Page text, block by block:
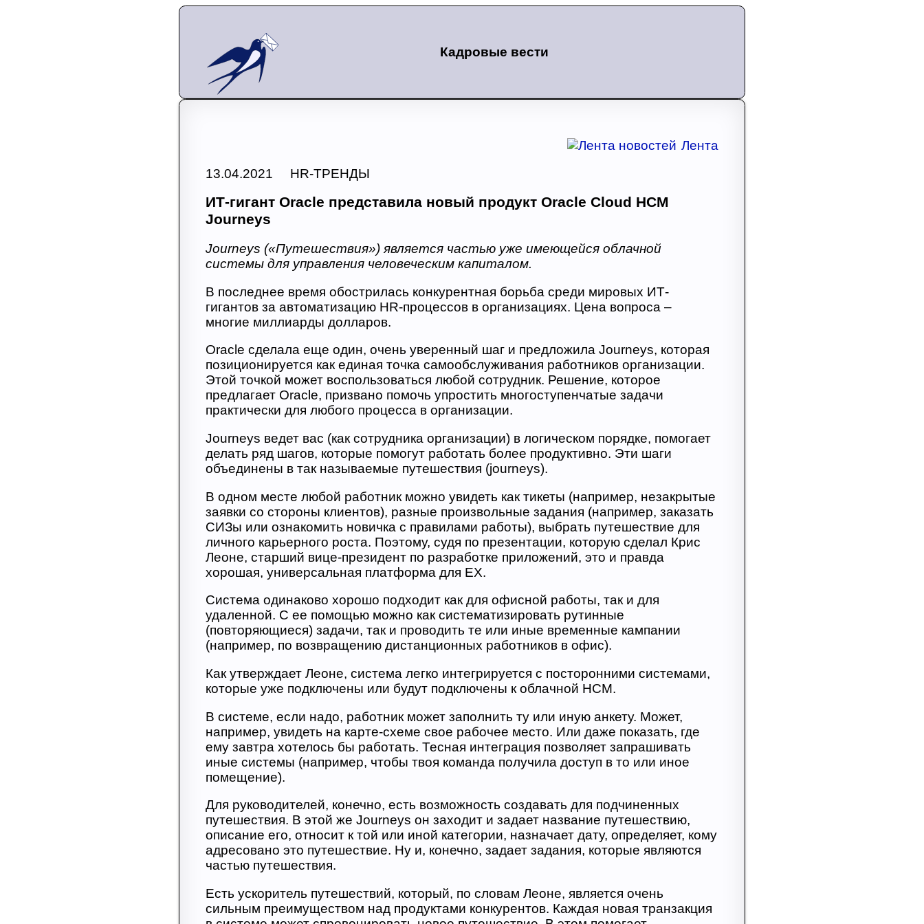
Кадровые вести
Лента
13.04.2021 HR-ТРЕНДЫ
ИТ-гигант Oracle представила новый продукт Oracle Cloud HCM
Journeys
Journeys («Путешествия») является частью уже имеющейся облачной
системы для управления человеческим капиталом.
В последнее время обострилась конкурентная борьба среди мировых ИТ-
гигантов за автоматизацию HR-процессов в организациях. Цена вопроса –
многие миллиарды долларов.
Oracle сделала еще один, очень уверенный шаг и предложила Journeys, которая
позиционируется как единая точка самообслуживания работников организации.
Этой точкой может воспользоваться любой сотрудник. Решение, которое
предлагает Oracle, призвано помочь упростить многоступенчатые задачи
практически для любого процесса в организации.
Journeys ведет вас (как сотрудника организации) в логическом порядке, помогает
делать ряд шагов, которые помогут работать более продуктивно. Эти шаги
объединены в так называемые путешествия (journeys).
В одном месте любой работник можно увидеть как тикеты (например, незакрытые
заявки со стороны клиентов), разные произвольные задания (например, заказать
СИЗы или ознакомить новичка с правилами работы), выбрать путешествие для
личного карьерного роста. Поэтому, судя по презентации, которую сделал Крис
Леоне, старший вице-президент по разработке приложений, это и правда
хорошая, универсальная платформа для EX.
Система одинаково хорошо подходит как для офисной работы, так и для
удаленной. С ее помощью можно как систематизировать рутинные
(повторяющиеся) задачи, так и проводить те или иные временные кампании
(например, по возвращению дистанционных работников в офис).
Как утверждает Леоне, система легко интегрируется с посторонними системами,
которые уже подключены или будут подключены к облачной HCM.
В системе, если надо, работник может заполнить ту или иную анкету. Может,
например, увидеть на карте-схеме свое рабочее место. Или даже показать, где
ему завтра хотелось бы работать. Тесная интеграция позволяет запрашивать
иные системы (например, чтобы твоя команда получила доступ в то или иное
помещение).
Для руководителей, конечно, есть возможность создавать для подчиненных
путешествия. В этой же Journeys он заходит и задает название путешествию,
описание его, относит к той или иной категории, назначает дату, определяет, кому
адресовано это путешествие. Ну и, конечно, задает задания, которые являются
частью путешествия.
Есть ускоритель путешествий, который, по словам Леоне, является очень
сильным преимуществом над продуктами конкурентов. Каждая новая транзакция